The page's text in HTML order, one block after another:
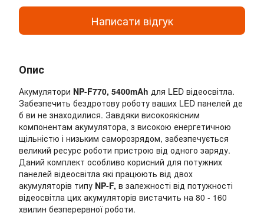
Написати відгук
Опис
Акумулятори NP-F770, 5400mAh для LED відеосвітла.
Забезпечить бездротову роботу ваших LED панелей де
б ви не знаходилися. Завдяки високоякісним
компонентам акумулятора, з високою енергетичною
щільністю і низьким саморозрядом, забезпечується
великий ресурс роботи пристрою від одного заряду.
Даний комплект особливо корисний для потужних
панелей відеосвітла які працюють від двох
акумуляторів типу NP-F, в залежності від потужності
відеосвітла цих акумуляторів вистачить на 80 - 160
хвилин безперервної роботи.